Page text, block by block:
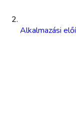
Alkalmazási